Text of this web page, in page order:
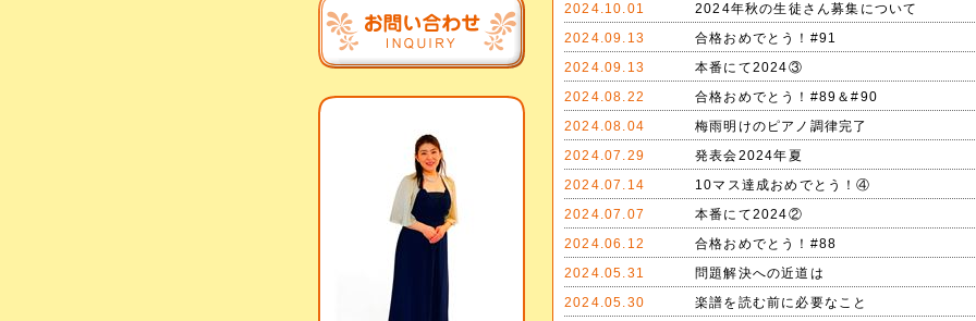
2024.10.01
2024年秋の生徒さん募集について
2024.09.13
合格おめでとう！#91
2024.09.13
本番にて2024③
2024.08.22
合格おめでとう！#89＆#90
2024.08.04
梅雨明けのピアノ調律完了
2024.07.29
発表会2024年夏
2024.07.14
10マス達成おめでとう！④
2024.07.07
本番にて2024②
2024.06.12
合格おめでとう！#88
2024.05.31
問題解決への近道は
2024.05.30
楽譜を読む前に必要なこと